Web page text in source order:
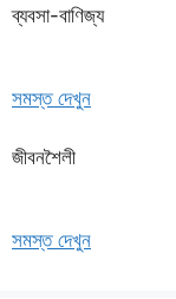
ব্যবসা-বাণিজ্য
সমস্ত দেখুন
জীবনশৈলী
সমস্ত দেখুন